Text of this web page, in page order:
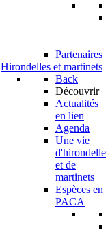
Partenaires
Hirondelles et martinets
Back
Découvrir
Actualités
en lien
Agenda
Une vie
d'hirondelle
et de
martinets
Espèces en
PACA